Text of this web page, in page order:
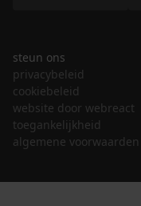
steun ons
privacybeleid
cookiebeleid
website door webreact
toegankelijkheid
algemene voorwaarden